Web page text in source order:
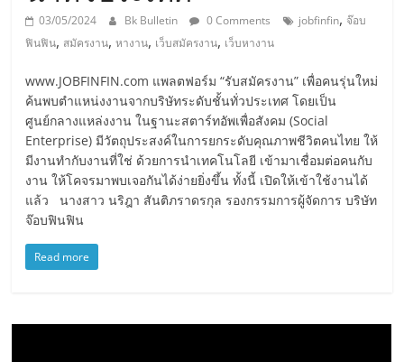
03/05/2024 Bk Bulletin 0 Comments jobfinfin, จ๊อบ
ฟินฟิน, สมัครงาน,หางาน, เว็บสมัครงาน, เว็บหางาน
www.JOBFINFIN.com แพลตฟอร์ม “รับสมัครงาน” เพื่อคนรุ่นใหม่
ค้นพบตำแหน่งงานจากบริษัทระดับชั้นทั่วประเทศ โดยเป็น
ศูนย์กลางแหล่งงาน ในฐานะสตาร์ทอัพเพื่อสังคม (Social
Enterprise) มีวัตถุประสงค์ในการยกระดับคุณภาพชีวิตคนไทย ให้
มีงานทำกับงานที่ใช่ ด้วยการนำเทคโนโลยี เข้ามาเชื่อมต่อคนกับ
งาน ให้โคจรมาพบเจอกันได้ง่ายยิ่งขึ้น ทั้งนี้ เปิดให้เข้าใช้งานได้
แล้ว นางสาว นริฎา สันติภราดรกุล รองกรรมการผู้จัดการ บริษัท
จ๊อบฟินฟิน
Read more